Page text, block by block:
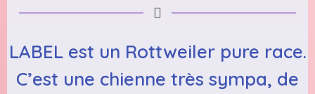
LABEL est un Rottweiler pure race.
C’est une chienne très sympa, de